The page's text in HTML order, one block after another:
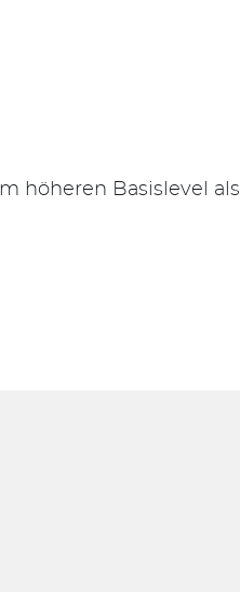
höheren Basislevel als